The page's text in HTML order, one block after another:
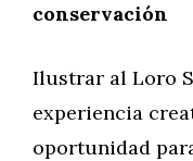
conservación
Ilustrar al Loro
experiencia
oportunidad